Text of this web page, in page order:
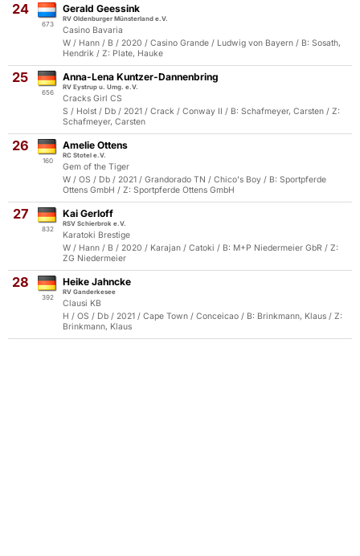
24
673
Gerald Geessink
RV Oldenburger Münsterland e.V.
Casino Bavaria
W / Hann / B / 2020 / Casino Grande / Ludwig von Bayern / B: Sosath,
Hendrik / Z: Plate, Hauke
25
656
Anna-Lena Kuntzer-Dannenbring
RV Eystrup u. Umg. e.V.
Cracks Girl CS
S / Holst / Db / 2021 / Crack / Conway II / B: Schafmeyer, Carsten / Z:
Schafmeyer, Carsten
26
160
Amelie Ottens
RC Stotel e.V.
Gem of the Tiger
W / OS / Db / 2021 / Grandorado TN / Chico's Boy / B: Sportpferde
Ottens GmbH / Z: Sportpferde Ottens GmbH
27
832
Kai Gerloff
RSV Schierbrok e.V.
Karatoki Brestige
W / Hann / B / 2020 / Karajan / Catoki / B: M+P Niedermeier GbR / Z:
ZG Niedermeier
28
392
Heike Jahncke
RV Ganderkesee
Clausi KB
H / OS / Db / 2021 / Cape Town / Conceicao / B: Brinkmann, Klaus / Z:
Brinkmann, Klaus